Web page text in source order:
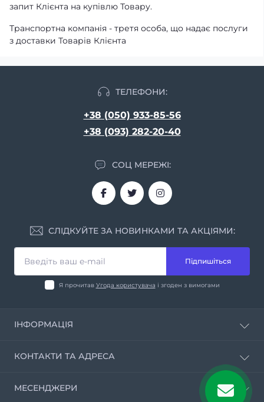
запит Клієнта на купівлю Товару.
Транспортна компанія - третя особа, що надає послуги
з доставки Товарів Клієнта
ТЕЛЕФОНИ:
+38 (050) 933-85-56
+38 (093) 282-20-40
СОЦ МЕРЕЖІ:
СЛІДКУЙТЕ ЗА НОВИНКАМИ ТА АКЦІЯМИ:
Підпишіться
Я прочитав Угода користувача і згоден з вимогами
ІНФОРМАЦІЯ
Політика конфіденційності
Доставка та оплата
КОНТАКТИ ТА АДРЕСА
МЕСЕНДЖЕРИ